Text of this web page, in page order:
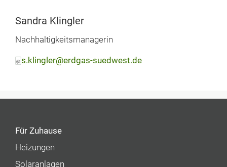
Sandra Klingler
Nachhaltigkeitsmanagerin
s.klingler@erdgas-suedwest.de
Für Zuhause
Heizungen
Solaranlagen